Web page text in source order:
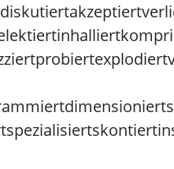
diskutiertakzeptiert
inhalliert
probiertexplodiert
dimensioniert
spezialisiertskontiert